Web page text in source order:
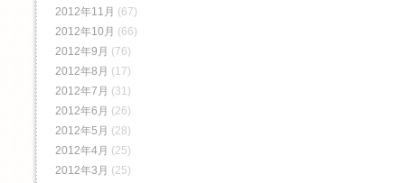
2012年11月 (67)
2012年10月 (66)
2012年9月 (76)
2012年8月 (17)
2012年7月 (31)
2012年6月 (26)
2012年5月 (28)
2012年4月 (25)
2012年3月 (25)